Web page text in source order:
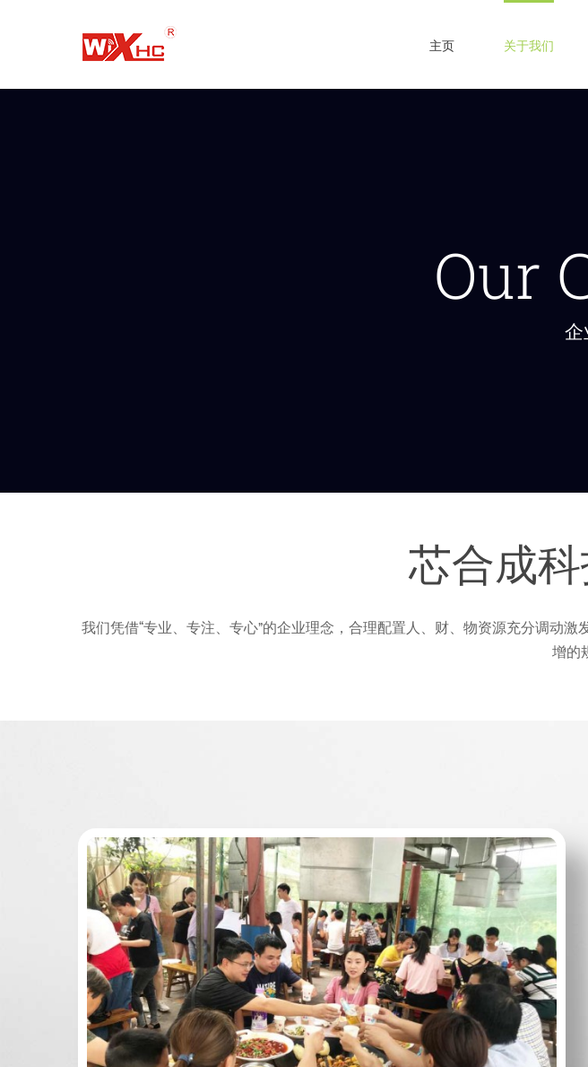
主页 关于我们
Our
企
芯合成
我们凭借“专业、专注、专心”的企业理念，合理配置人、财、物资源充分调动
增的